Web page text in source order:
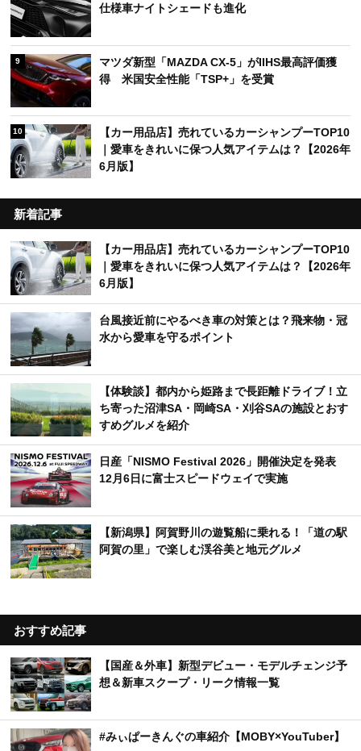
仕様車ナイトシェードも進化
9
マツダ新型「MAZDA CX-5」がIIHS最高評価獲
得 米国安全性能「TSP+」を受賞
10
【カー用品店】売れているカーシャンプーTOP10
｜愛車をきれいに保つ人気アイテムは？【2026年
6月版】
新着記事
【カー用品店】売れているカーシャンプーTOP10
｜愛車をきれいに保つ人気アイテムは？【2026年
6月版】
台風接近前にやるべき車の対策とは？飛来物・冠
水から愛車を守るポイント
【体験談】都内から姫路まで長距離ドライブ！立
ち寄った沼津SA・岡崎SA・刈谷SAの施設とおす
すめグルメを紹介
日産「NISMO Festival 2026」開催決定を発表
12月6日に富士スピードウェイで実施
【新潟県】阿賀野川の遊覧船に乗れる！「道の駅
阿賀の里」で楽しむ渓谷美と地元グルメ
おすすめ記事
【国産＆外車】新型デビュー・モデルチェンジ予
想＆新車スクープ・リーク情報一覧
#みぃぱーきんぐの車紹介【MOBY×YouTuber】